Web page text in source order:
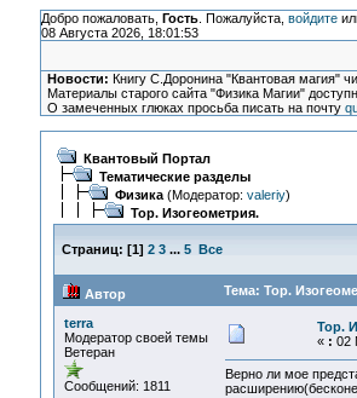
Добро пожаловать, Гость. Пожалуйста, войдите
08 Августа 2026, 18:01:53
Новости: Книгу С.Доронина "Квантовая магия"
Материалы старого сайта "Физика Магии"
О замеченных глюках просьба писать на почту
Квантовый Портал
Тематические разделы
Физика(Модератор: valeriy)
Тор. Изогеометрия.
Страниц: [1] 2 3 ... 5 Все
Автор Тема: Тор.
terra
Модератор своей темы
Ветеран
Сообщений: 1811
Тор.
« : 02
Верно ли мое